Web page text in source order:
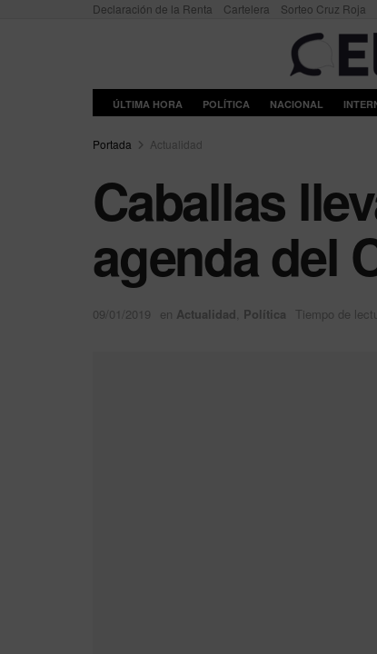
Declaración de la Renta Cartelera Sorteo Cruz Roja
ÚLTIMA HORA POLÍTICA NACIONAL
Portada Actualidad
Caballas
agenda del
09/01/2019 en Actualidad, Política Tiempo de